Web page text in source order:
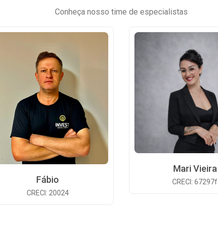
Conheça nosso time de especialistas
Fábio
CRECI: 20024
Mari Vieira
CRECI: 67297f